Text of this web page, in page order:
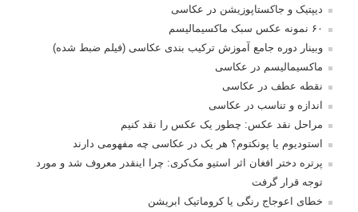
دیپتیک و جاکستا‌پوزیشن در عکاسی
۶۰ نمونه عکس سبک ماکسیمالیسم
وبینار دوره جامع آموزش ترکیب بندی عکاسی (فیلم ضبط شده)
ماکسیمالیسم در عکاسی
نقطه عطف در عکاسی
اندازه و تناسب در عکاسی
مراحل نقد عکس: چطور یک عکس را نقد کنیم
استودیوم یا پونکتوم؟ هر یک در عکاسی چه مفهومی دارند
پرتره دختر افغان اثر استیو مک‌کری: چرا اینقدر معروف شد و مورد
توجه قرار گرفت
خطای اعوجاج رنگی یا کروماتیک ابریشن